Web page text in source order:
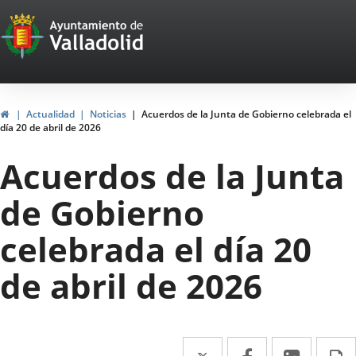
Portal
Web
del
Ayuntamiento
de
Valladolid
HomeActualidad Noticias
Acuerdos de la Junta de Gobierno celebrada el
día 20 de abril de 2026
Acuerdos de la Junta
de Gobierno
celebrada el día 20
de abril de 2026
Twitter
Enlace Facebook
EnlaceEnlace